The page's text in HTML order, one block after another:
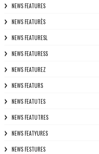
NEWS FEATURES
NEWS FEATURÈS
NEWS FEATURESL
NEWS FEATURESS
NEWS FEATUREZ
NEWS FEATURS
NEWS FEATUTES
NEWS FEATUTRES
NEWS FEATYURES
NEWS FESTURES